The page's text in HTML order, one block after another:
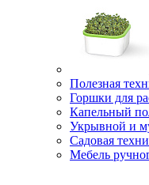
Полезная
Горшки для
Капельный
Укрывной и
Садовая
Мебель